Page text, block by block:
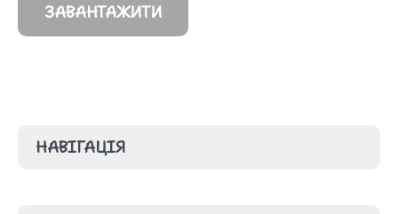
ЗАВАНТАЖИТИ
НАВІГАЦІЯ